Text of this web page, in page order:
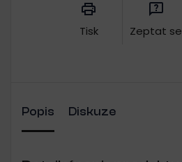
Tisk Zeptat se
Popis Diskuze